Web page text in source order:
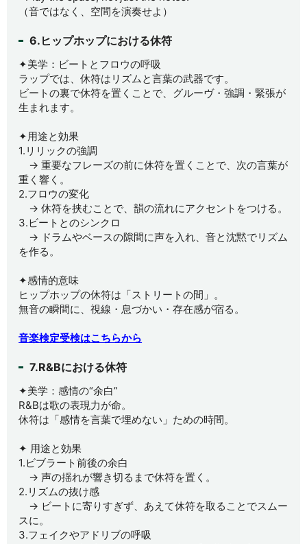
（音ではなく、空間を演奏せよ）
6.ヒップホップにおける休符
✦美学：ビートとフロウの呼吸
ラップでは、休符はリズムと言葉の武器です。
ビートの裏で休符を置くことで、グルーヴ・強調・緊張が
生まれます。
✦用途と効果
1.リリックの強調
→ 重要なフレーズの前に休符を置くことで、次の言葉が
重く響く。
2.フロウの変化
→ 休符を挟むことで、韻の流れにアクセントをつける。
3.ビートとのシンクロ
→ ドラムやベースの隙間に声を入れ、音と沈黙でリズム
を作る。
✦感情的意味
ヒップホップの休符は「ストリートの間」。
無音の瞬間に、視線・息づかい・存在感が宿る。
音楽検定受検はこちらから
7.R&Bにおける休符
✦美学：感情の“余白”
R&Bは歌の表現力が命。
休符は「感情を言葉で埋めない」ための時間。
✦ 用途と効果
1.ビブラート前後の余白
→ 声の揺れが響き切るまで休符を置く。
2.リズムの抜け感
→ ビートに寄りすぎず、あえて休符を取ることでスムー
スに。
3.フェイクやアドリブの呼吸